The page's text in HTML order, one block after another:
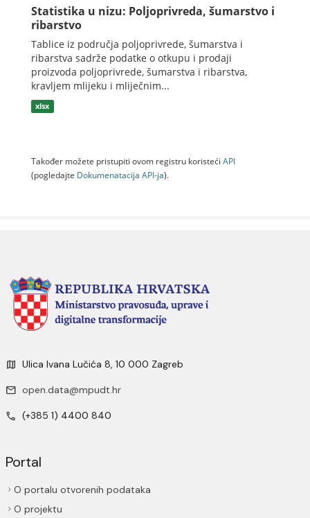
Statistika u nizu: Poljoprivreda, šumarstvo i
ribarstvo
Tablice iz područja poljoprivrede, šumarstva i
ribarstva sadrže podatke o otkupu i prodaji
proizvoda poljoprivrede, šumarstva i ribarstva,
kravljem mlijeku i mliječnim...
xlsx
Također možete pristupiti ovom registru koristeći API
(pogledajte Dokumenаtаcijа API-jа).